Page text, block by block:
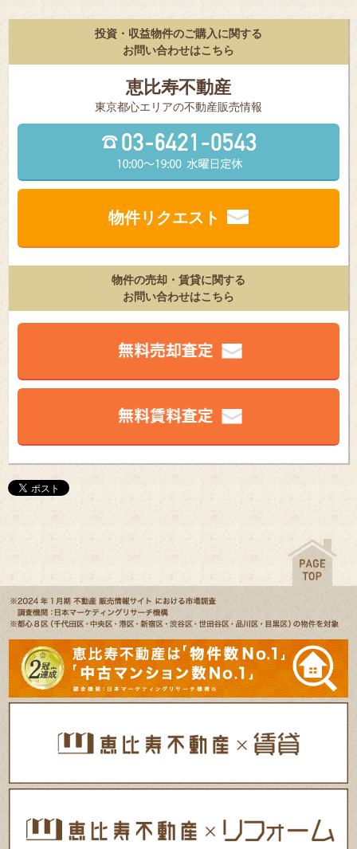
投資・収益物件のご購入に関する
お問い合わせはこちら
恵比寿不動産
東京都⼼エリアの不動産販売情報
物件リクエスト
物件の売却・賃貸に関する
お問い合わせはこちら